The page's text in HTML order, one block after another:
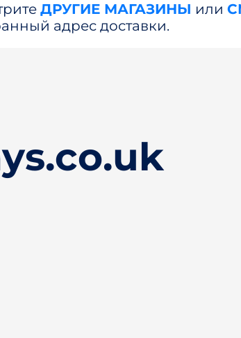
ДРУГИЕ МАГАЗИНЫ или
адрес доставки.